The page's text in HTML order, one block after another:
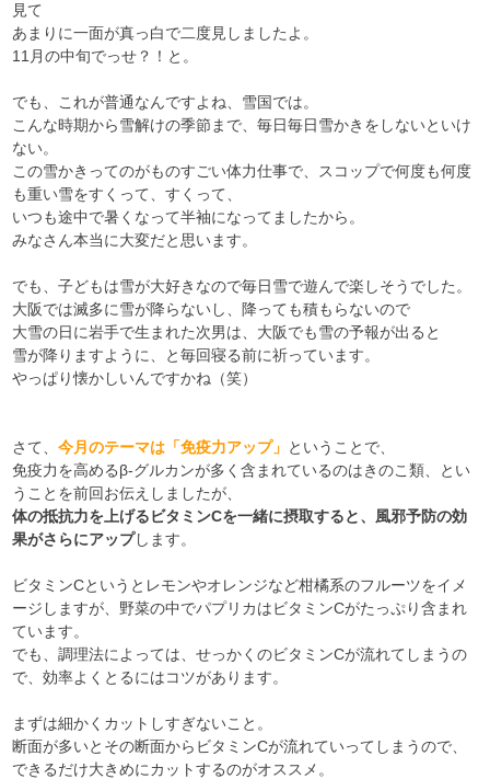
見て
あまりに一面が真っ白で二度見しましたよ。
11月の中旬でっせ？！と。
でも、これが普通なんですよね、雪国では。
こんな時期から雪解けの季節まで、毎日毎日雪かきをしないといけ
ない。
この雪かきってのがものすごい体力仕事で、スコップで何度も何度
も重い雪をすくって、すくって、
いつも途中で暑くなって半袖になってましたから。
みなさん本当に大変だと思います。
でも、子どもは雪が大好きなので毎日雪で遊んで楽しそうでした。
大阪では滅多に雪が降らないし、降っても積もらないので
大雪の日に岩手で生まれた次男は、大阪でも雪の予報が出ると
雪が降りますように、と毎回寝る前に祈っています。
やっぱり懐かしいんですかね（笑）
さて、今月のテーマは「免疫力アップ」 ということで、
免疫力を高めるβ-グルカンが多く含まれているのはきのこ類、とい
うことを前回お伝えしましたが、
体の抵抗力を上げるビタミンCを一緒に摂取すると、風邪予防の効
果がさらにアップします。
ビタミンCというとレモンやオレンジなど柑橘系のフルーツをイメ
ージしますが、野菜の中でパプリカはビタミンCがたっぷり含まれ
ています。
でも、調理法によっては、せっかくのビタミンCが流れてしまうの
で、効率よくとるにはコツがあります。
まずは細かくカットしすぎないこと。
断面が多いとその断面からビタミンCが流れていってしまうので、
できるだけ大きめにカットするのがオススメ。